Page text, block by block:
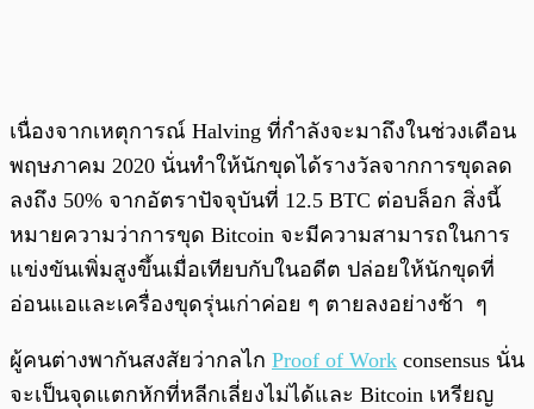
เนื่องจากเหตุการณ์ Halving ที่กำลังจะมาถึงในช่วงเดือน
พฤษภาคม 2020 นั่นทำให้นักขุดได้รางวัลจากการขุดลด
ลงถึง 50% จากอัตราปัจจุบันที่ 12.5 BTC ต่อบล็อก สิ่งนี้
หมายความว่าการขุด Bitcoin จะมีความสามารถในการ
แข่งขันเพิ่มสูงขึ้นเมื่อเทียบกับในอดีต ปล่อยให้นักขุดที่
อ่อนแอและเครื่องขุดรุ่นเก่าค่อย ๆ ตายลงอย่างช้า ๆ
ผู้คนต่างพากันสงสัยว่ากลไก Proof of Work consensus นั่น
จะเป็นจุดแตกหักที่หลีกเลี่ยงไม่ได้และ Bitcoin เหรียญ